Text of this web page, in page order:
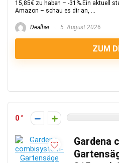
15,85€ zu haben – -31%.Ein aktuell
Amazon – schau es dir an, ...
Dealhai 5. August 2026
ZUM
0
Gardena